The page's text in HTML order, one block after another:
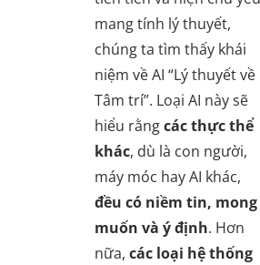
mang tính lý thuyết,
chúng ta tìm thấy khái
niệm về AI “Lý thuyết về
Tâm trí”. Loại AI này sẽ
hiểu rằngcác thực thể
khác, dù là con người,
máy móc hay AI khác,
đều có niềm tin, mong
muốn và ý định. Hơn
nữa, các loại hệ thống